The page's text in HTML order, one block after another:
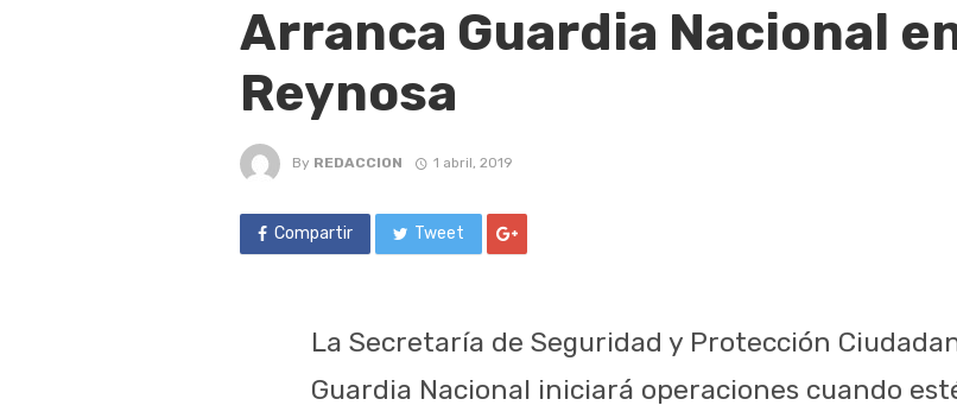
Arranca Guardia Nacional
Reynosa
By REDACCION 1 abril, 2019
Compartir Tweet
La Secretaría de Seguridad y Protección
Guardia Nacional iniciará operaciones cuando